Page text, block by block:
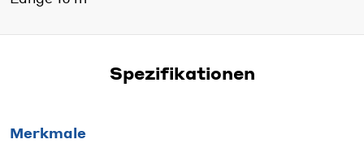
Spezifikationen
Merkmale